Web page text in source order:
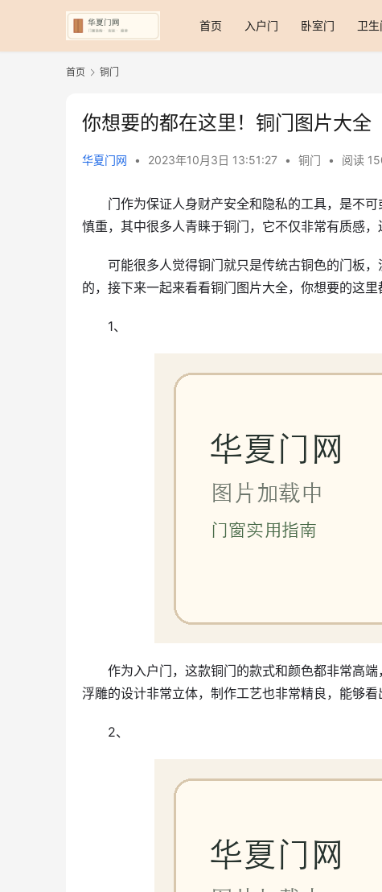
首页 入户门 卧室门 卫
首页 铜门
你想要的都在这里！铜门图片大全
华夏门网 • 2023年10月3日 13:51:27 • 铜门 • 阅读
门作为保证人身财产安全和隐私的工具，是不
慎重，其中很多人青睐于铜门，它不仅非常有质感，
可能很多人觉得铜门就只是传统古铜色的门板
的，接下来一起来看看铜门图片大全，你想要的这里
1、
作为入户门，这款铜门的款式和颜色都非常高
浮雕的设计非常立体，制作工艺也非常精良，能够
2、